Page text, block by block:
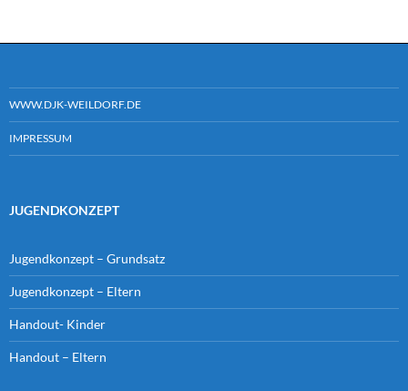
WWW.DJK-WEILDORF.DE
IMPRESSUM
JUGENDKONZEPT
Jugendkonzept – Grundsatz
Jugendkonzept – Eltern
Handout- Kinder
Handout – Eltern